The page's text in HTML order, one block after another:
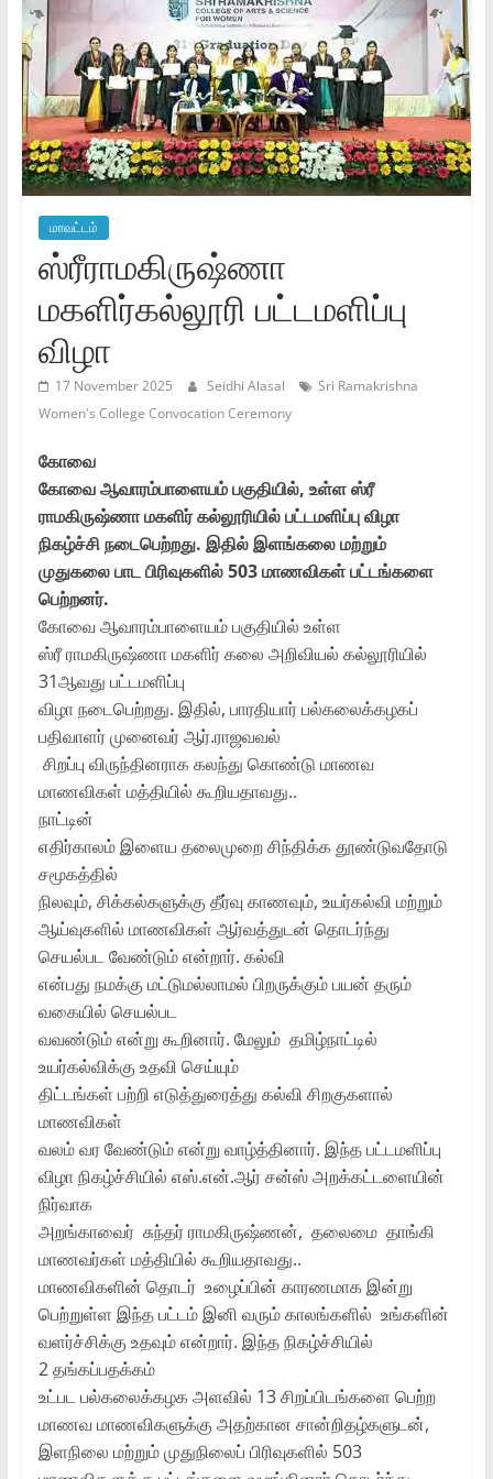
மாவட்டம்
ஸ்ரீராமகிருஷ்ணா
மகளிர்கல்லூரி பட்டமளிப்பு
விழா
17 November 2025 Seidhi Alasal
Sri Ramakrishna
Women's College Convocation Ceremony
கோவை
கோவை ஆவாரம்பாளையம் பகுதியில், உள்ள ஸ்ரீ
ராமகிருஷ்ணா மகளிர் கல்லூரியில் பட்டமளிப்பு விழா
நிகழ்ச்சி நடைபெற்றது. இதில் இளங்கலை மற்றும்
முதுகலை பாட பிரிவுகளில் 503 மாணவிகள் பட்டங்களை
பெற்றனர்.
கோவை ஆவாரம்பாளையம் பகுதியில் உள்ள
ஸ்ரீ ராமகிருஷ்ணா மகளிர் கலை அறிவியல் கல்லூரியில்
31ஆவது பட்டமளிப்பு
விழா நடைபெற்றது. இதில், பாரதியார் பல்கலைக்கழகப்
பதிவாளர் முனைவர் ஆர்.ராஜவவல்
சிறப்பு விருந்தினராக கலந்து கொண்டு மாணவ
மாணவிகள் மத்தியில் கூறியதாவது..
நாட்டின்
எதிர்காலம் இளைய தலைமுறை சிந்திக்க தூண்டுவதோடு
சமூகத்தில்
நிலவும், சிக்கல்களுக்கு தீர்வு காணவும், உயர்கல்வி மற்றும்
ஆய்வுகளில் மாணவிகள் ஆர்வத்துடன் தொடர்ந்து
செயல்பட வேண்டும் என்றார். கல்வி
என்பது நமக்கு மட்டுமல்லாமல் பிறருக்கும் பயன் தரும்
வகையில் செயல்பட
வவண்டும் என்று கூறினார். மேலும் தமிழ்நாட்டில்
உயர்கல்விக்கு உதவி செய்யும்
திட்டங்கள் பற்றி எடுத்துரைத்து கல்வி சிறகுகளால்
மாணவிகள்
வலம் வர வேண்டும் என்று வாழ்த்தினார். இந்த பட்டமளிப்பு
விழா நிகழ்ச்சியில் எஸ்.என்.ஆர் சன்ஸ் அறக்கட்டளையின்
நிர்வாக
அறங்காவைர் சுந்தர் ராமகிருஷ்ணன், தலைமை தாங்கி
மாணவர்கள் மத்தியில் கூறியதாவது..
மாணவிகளின் தொடர் உழைப்பின் காரணமாக இன்று
பெற்றுள்ள இந்த பட்டம் இனி வரும் காலங்களில் உங்களின்
வளர்ச்சிக்கு உதவும் என்றார். இந்த நிகழ்ச்சியில்
2 தங்கப்பதக்கம்
உட்பட பல்கலைக்கழக அளவில் 13 சிறப்பிடங்களை பெற்ற
மாணவ மாணவிகளுக்கு அதற்கான சான்றிதழ்களுடன்,
இளநிலை மற்றும் முதுநிலைப் பிரிவுகளில் 503